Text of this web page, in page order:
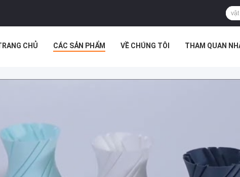
CHỦ CÁC SẢN PHẨM VỀ CHÚNG TÔI THAM QUAN